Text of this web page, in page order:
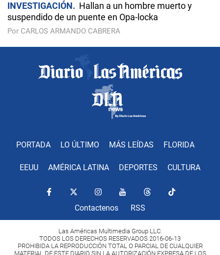
INVESTIGACIÓN
Hallan a un hombre muerto y
suspendido de un puente en Opa-locka
Por CARLOS ARMANDO CABRERA
PORTADA LO ÚLTIMO MÁS LEÍDAS FLORIDA
EEUU AMÉRICA LATINA DEPORTES CULTURA
Contactenos RSS
Las Américas Multimedia Group LLC.
TODOS LOS DERECHOS RESERVADOS 2016-06-13
PROHIBIDA LA REPRODUCCIÓN TOTAL O PARCIAL DE CUALQUIER
MATERIAL DE ESTE DIARIO SIN LA AUTORIZACIÓN EXPRESA DE LOS